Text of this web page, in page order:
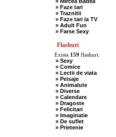
» Faze tari
» Traznitii
» Faze tari la TV
» Adult Fun
» Farse Sexy
Flashuri
Exista 159 flashuri.
» Sexy
» Comice
» Lectii de viata
» Peisaje
» Animalute
» Diverse
» Calendare
» Dragoste
» Felicitari
» Imaginatie
» De suflet
» Prietenie